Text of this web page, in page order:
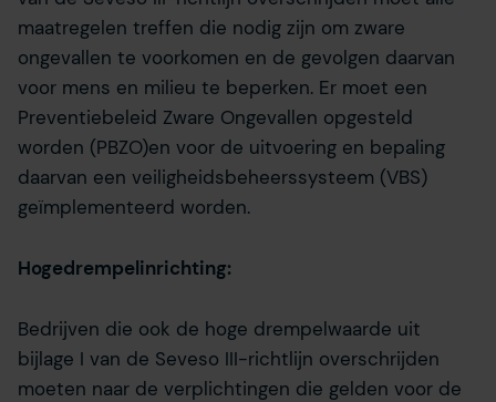
maatregelen treffen die nodig zijn om zware
ongevallen te voorkomen en de gevolgen daarvan
voor mens en milieu te beperken. Er moet een
Preventiebeleid Zware Ongevallen opgesteld
worden (PBZO)en voor de uitvoering en bepaling
daarvan een veiligheidsbeheerssysteem (VBS)
geïmplementeerd worden.
Hogedrempelinrichting:
Bedrijven die ook de hoge drempelwaarde uit
bijlage I van de Seveso III-richtlijn overschrijden
moeten naar de verplichtingen die gelden voor de